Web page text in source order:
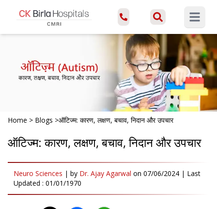
Open
Home > Blogs >ऑटिज्म: कारण, लक्षण, बचाव, निदान और उपचार
ऑटिज्म: कारण, लक्षण, बचाव, निदान और उपचार
Neuro Sciences | by Dr. Ajay Agarwal on 07/06/2024 | Last
Updated : 01/01/1970